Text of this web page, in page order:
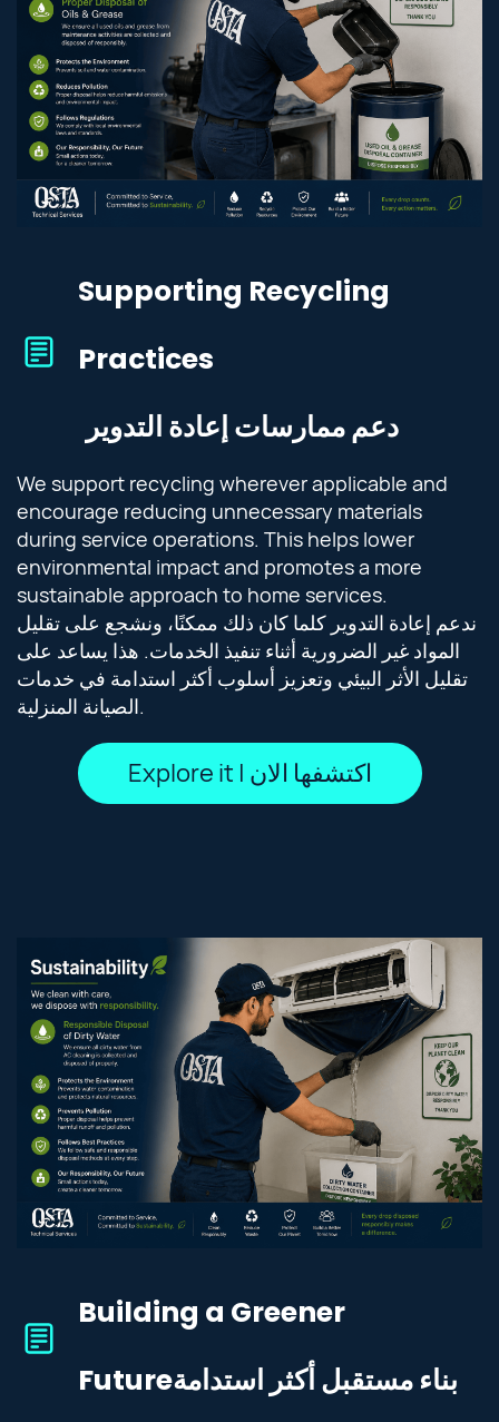
Supporting Recycling
Practices
دعم ممارسات إعادة التدوير
We support recycling wherever applicable and
encourage reducing unnecessary materials
during service operations. This helps lower
environmental impact and promotes a more
sustainable approach to home services.
ندعم إعادة التدوير كلما كان ذلك ممكنًا، ونشجع على تقليل
المواد غير الضرورية أثناء تنفيذ الخدمات. هذا يساعد على
تقليل الأثر البيئي وتعزيز أسلوب أكثر استدامة في خدمات
الصيانة المنزلية.
Explore it | اكتشفها الان
Building a Greener
Futureبناء مستقبل أكثر استدامة